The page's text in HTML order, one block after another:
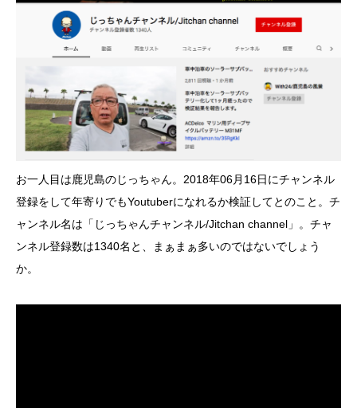
お一人目は鹿児島のじっちゃん。2018年06月16日にチャンネル
登録をして年寄りでもYoutuberになれるか検証してとのこと。チ
ャンネル名は「じっちゃんチャンネル/Jitchan channel」。チャ
ンネル登録数は1340名と、まぁまぁ多いのではないでしょう
か。